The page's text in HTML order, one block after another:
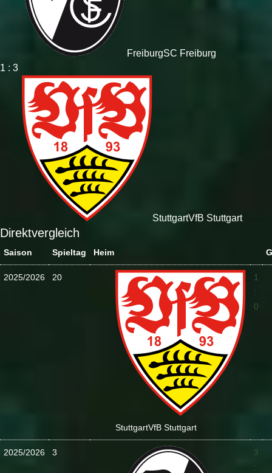
FreiburgSC Freiburg
1 : 3
StuttgartVfB Stuttgart
Direktvergleich
Saison Spieltag Heim
2025/2026 20
StuttgartVfB Stuttgart
1
:
0
2025/2026 3
3
: